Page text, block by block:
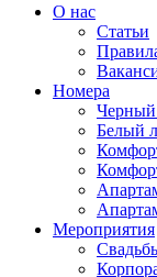
О нас
Статьи
Номера
Белый
Мероприятия